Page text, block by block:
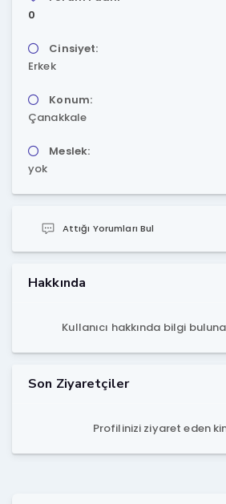
0
Cinsiyet:
Erkek
Konum:
Çanakkale
Meslek:
yok
Attığı Yorumları Bul
Hakkında
Kullanıcı hakkında bilgi
Son Ziyaretçiler
Profilinizi ziyaret eden